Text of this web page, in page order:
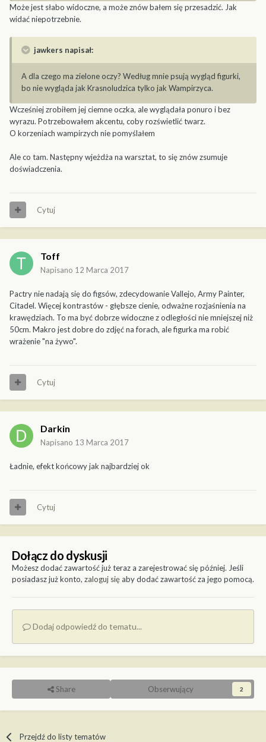
Może jest słabo widoczne, a może znów bałem się przesadzić. Jak
widać niepotrzebnie.
jawkers napisał:
A dla czego ma zielone oczy? Według mnie psują wygląd figurki,
bo nie wygląda jak Krasnoludzica tylko jak Wampirzyca.
Wcześniej zrobiłem jej ciemne oczka, ale wyglądała ponuro i bez
wyrazu. Potrzebowałem akcentu, coby rozświetlić twarz.
O korzeniach wampirzych nie pomyślałem
Ale co tam. Następny wjeżdża na warsztat, to się znów zsumuje
doświadczenia.
Cytuj
Toff
Napisano 12 Marca 2017
Pactry nie nadają się do figsów, zdecydowanie Vallejo, Army Painter,
Citadel. Więcej kontrastów - głębsze cienie, odważne rozjaśnienia na
krawędziach. To ma być dobrze widoczne z odległości nie mniejszej niż
50cm. Makro jest dobre do zdjęć na forach, ale figurka ma robić
wrażenie "na żywo".
Cytuj
Darkin
Napisano 13 Marca 2017
Ładnie, efekt końcowy jak najbardziej ok
Cytuj
Dołącz do dyskusji
Możesz dodać zawartość już teraz a zarejestrować się później. Jeśli
posiadasz już konto, zaloguj sięaby dodać zawartość za jego pomocą.
Dodaj odpowiedź do tematu...
Share Obserwujący 2
Przejdź do listy tematów